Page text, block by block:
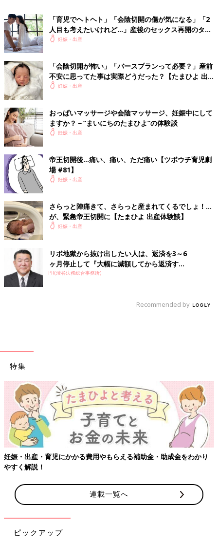
た」
・痛かった…15％
「複雑に裂けてしまったらしく、長い間縫っていたと思う。まだ
終わらないですか？と何度か先生に聞いてしまった」
「痛くて泣き叫んだ…」
・違和感、そのほか…17％
会陰切開より痛かったもの【妊娠なめて
ました日記#9】
分娩室に連れて行かれ「やっと産める！！」と
たして耐えられるのか…？！
会陰切開は“痛い”“怖い”という知識だけで、お産に臨んでしまう
と、本当に“痛い”“怖い”だけで終わってしまいます。なぜ、会陰
切開をする必要があるのか、先輩ママはどう感じたのかなどを知
ることで、きっと“怖さ”も少しはやわらぐはず。身近な先輩ママ
に、どうだったか聞いてみてもいいかも。お産に向けて、少しで
も前向きに臨めるようにしましょう。
（文・たまごクラブ編集部）
■参考：たまごクラブ2019年７月号「会陰切開 怖い 裂けるの
がイヤ」どうれば？」
■監修／金沢純子先生
「育児でヘトヘト」「会陰切開の傷が気になる」「2
人目も考えたいけれど…」産後のセックス再開のタイ
ミングは？
妊娠・出産
「会陰切開が怖い」「バースプランって必要？」産前
不安に思ってた事は実際どうだった？【たまひよ 出
産体験談】
妊娠・出産
おっぱいマッサージや会陰マッサージ、妊娠中にして
ますか？－”まいにちのたまひよ”の体験談
妊娠・出産
帝王切開後…痛い、痛い、ただ痛い【ツボウチ育児劇
場 #81】
妊娠・出産
さらっと陣痛きて、さらっと産まれてくるでしょ！…
が、緊急帝王切開に【たまひよ 出産体験談】
妊娠・出産
リボ地獄から抜け出したい人は、返済を3～6
ヶ月停止して『大幅に減額してから返済す...
PR(渋谷法務総合事務所)
Recommended by
特集
妊娠・出産・育児にかかる費用やもらえる補助金・助成金をわかり
やすく解説！
連載一覧へ
ピックアップ